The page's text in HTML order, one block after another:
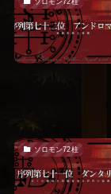
ソロモン72柱
ソロモン72柱